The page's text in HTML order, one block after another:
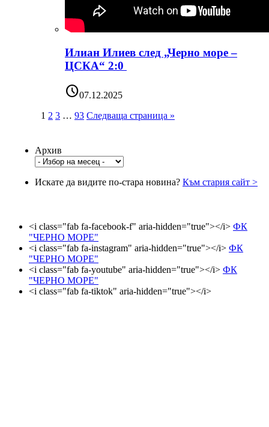
Илиан Илиев след „Черно море –
ЦСКА“ 2:0
schedule07.12.2025
1 2 3 … 93 Следваща страница »
Архив
Искате да видите по-стара новина? Към стария сайт >
<i class="fab fa-facebook-f" aria-hidden="true"></i> ФК
"ЧЕРНО МОРЕ"
<i class="fab fa-instagram" aria-hidden="true"></i> ФК
"ЧЕРНО МОРЕ"
<i class="fab fa-youtube" aria-hidden="true"></i> ФК
"ЧЕРНО МОРЕ"
<i class="fab fa-tiktok" aria-hidden="true"></i>